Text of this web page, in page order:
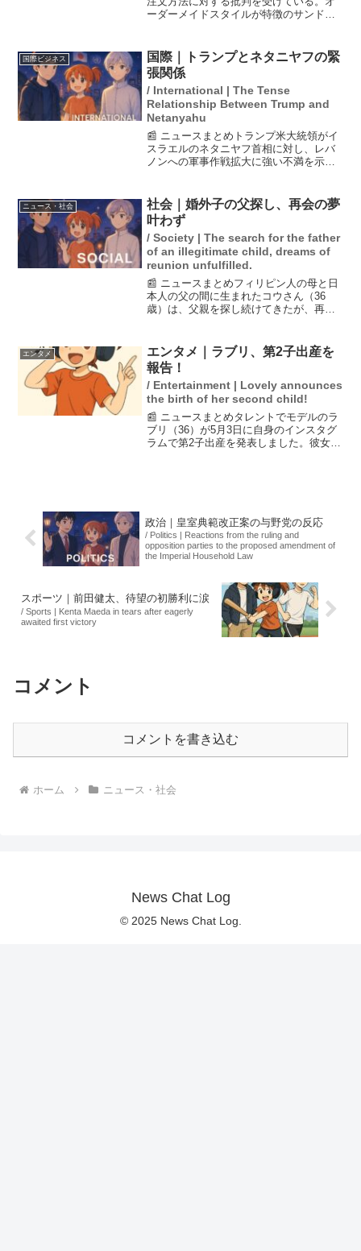
ーダーメイドスタイルが特徴のサンドイ
いるが、使いづらさを感じる利用者も多
い。運営元はこの意見に...
国際ビジネス
国際｜トランプとネタニヤフの緊
張関係
/ International | The Tense
Relationship Between Trump and
Netanyahu
📰 ニュースまとめトランプ米大統領がイ
スラエルのネタニヤフ首相に対し、レバ
ノンへの軍事作戦拡大に強い不満を示し
の攻撃がイランとの交渉に悪影響を及ぼ
す懸念がある。一方、イ...
ニュース・社会
社会｜婚外子の父探し、再会の夢
叶わず
/ Society | The search for the father
of an illegitimate child, dreams of
reunion unfulfilled.
📰 ニュースまとめフィリピン人の母と日
本人の父の間に生まれたコウさん（36
歳）は、父親を探し続けてきたが、再会
アパートを購入したが、数年後に連絡が
途絶えた。コウは父...
エンタメ
エンタメ｜ラブリ、第2子出産を
報告！
/ Entertainment | Lovely announces
the birth of her second child!
📰 ニュースまとめタレントでモデルのラ
ブリ（36）が5月3日に自身のインスタグ
ラムで第2子出産を発表しました。彼女は
政治｜皇室典範改正案の与野党の反応
/ Politics | Reactions from the ruling and
opposition parties to the proposed amendment of
the Imperial Household Law
スポーツ｜前田健太、待望の初勝利に涙
/ Sports | Kenta Maeda in tears after eagerly
awaited first victory
コメント
コメントを書き込む
ホーム ニュース・社会
News Chat Log
© 2025 News Chat Log.